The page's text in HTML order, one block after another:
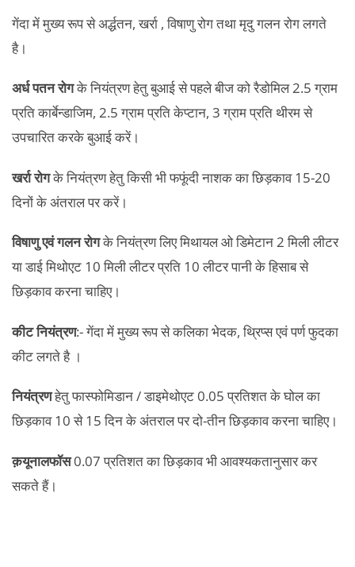
गेंदा में मुख्य रूप से अर्द्धतन, खर्रा , विषाणु रोग तथा मृदु गलन रोग लगते
है।
अर्ध पतन रोगके नियंत्रण हेतु बुआई से पहले बीज को रैडोमिल 2.5 ग्राम
प्रति कार्बेन्डाजिम, 2.5 ग्राम प्रति केप्टान, 3 ग्राम प्रति थीरम से
उपचारित करके बुआई करें।
खर्रा रोगके नियंत्रण हेतु किसी भी फफूंदी नाशक का छिड़काव 15-20
दिनों के अंतराल पर करें।
विषाणु एवं गलन रोगके नियंत्रण लिए मिथायल ओ डिमेटान 2 मिली लीटर
या डाई मिथोएट 10 मिली लीटर प्रति 10 लीटर पानी के हिसाब से
छिड़काव करना चाहिए।
कीट नियंत्रण:- गेंदा में मुख्य रूप से कलिका भेदक, थ्रिप्स एवं पर्ण फुदका
कीट लगते है ।
नियंत्रणहेतु फास्फोमिडान / डाइमेथोएट 0.05 प्रतिशत के घोल का
छिड़काव 10 से 15 दिन के अंतराल पर दो-तीन छिड़काव करना चाहिए।
क़यूनालफॉस0.07 प्रतिशत का छिड़काव भी आवश्यकतानुसार कर
सकते हैं।